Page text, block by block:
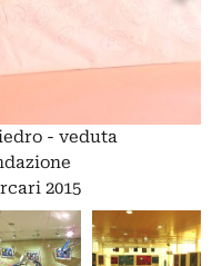
- veduta
2015